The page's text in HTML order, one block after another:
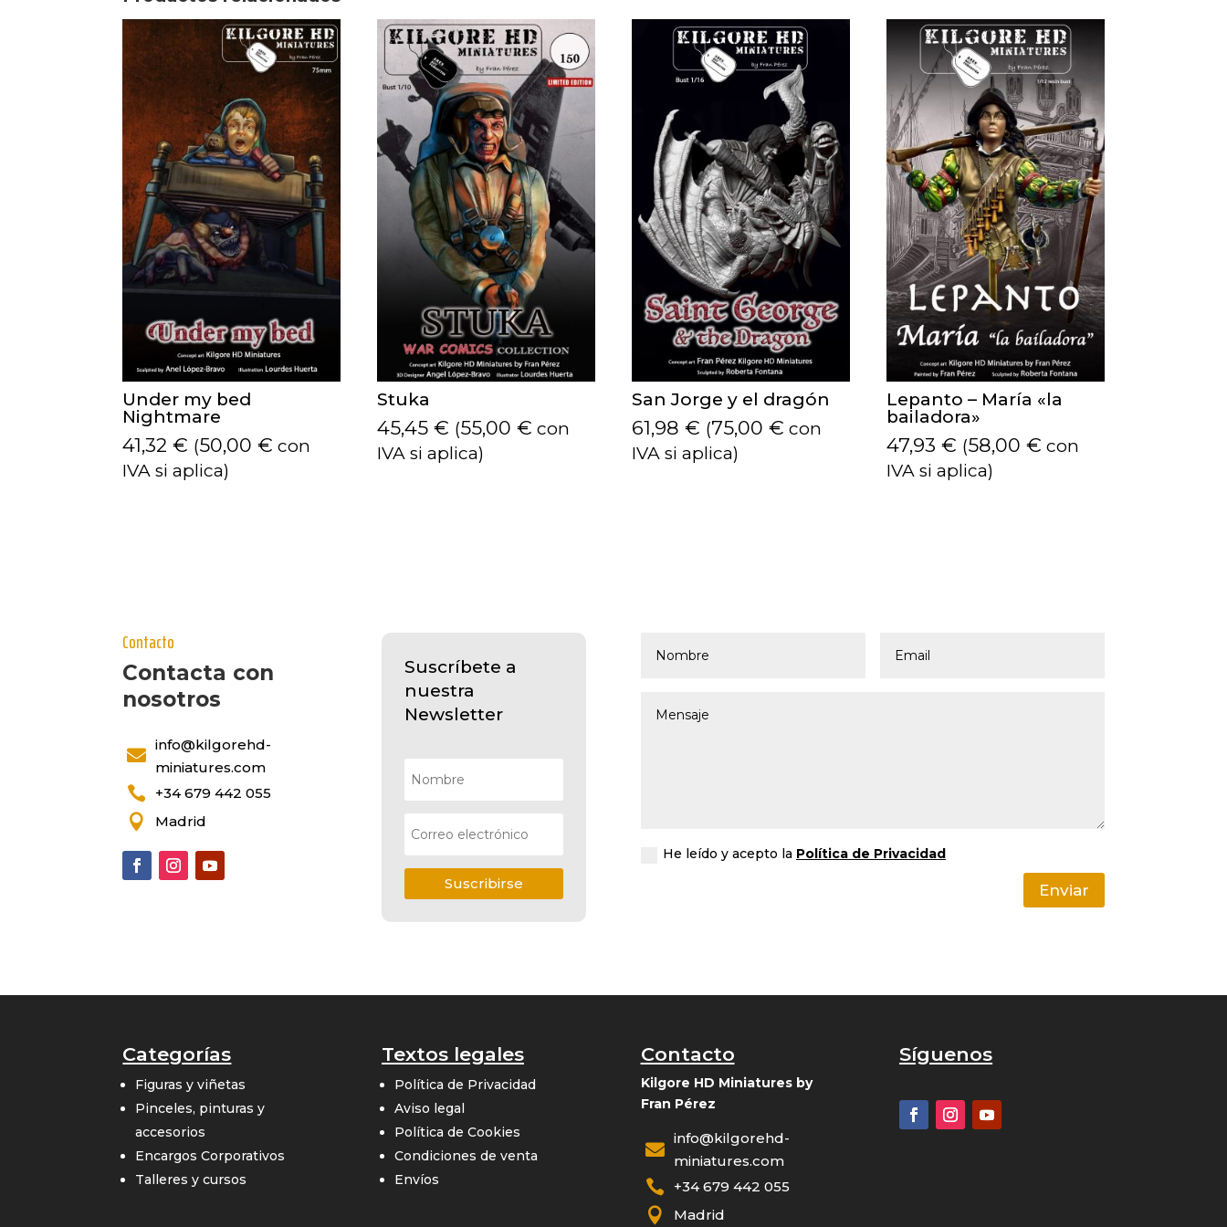
Under my bed
Nightmare
41,32€ (50,00€ con
IVA si aplica)
Stuka
45,45€ (55,00€ con
IVA si aplica)
San Jorge y el dragón
61,98€ (75,00€ con
IVA si aplica)
Lepanto – María «la
bailadora»
47,93€ (58,00€ con
IVA si aplica)
Contacto
Contacta con
nosotros

info@kilgorehd-
miniatures.com
 +34 679 442 055
 Madrid
Suscríbete a
nuestra
Newsletter
Suscribirse
He leído y acepto la Política de Privacidad
Enviar
Categorías
Figuras y viñetas
Pinceles, pinturas y
accesorios
Encargos Corporativos
Talleres y cursos
Textos legales
Política de Privacidad
Aviso legal
Política de Cookies
Condiciones de venta
Envíos
Contacto
Kilgore HD Miniatures by
Fran Pérez

info@kilgorehd-
miniatures.com
 +34 679 442 055
 Madrid
Síguenos